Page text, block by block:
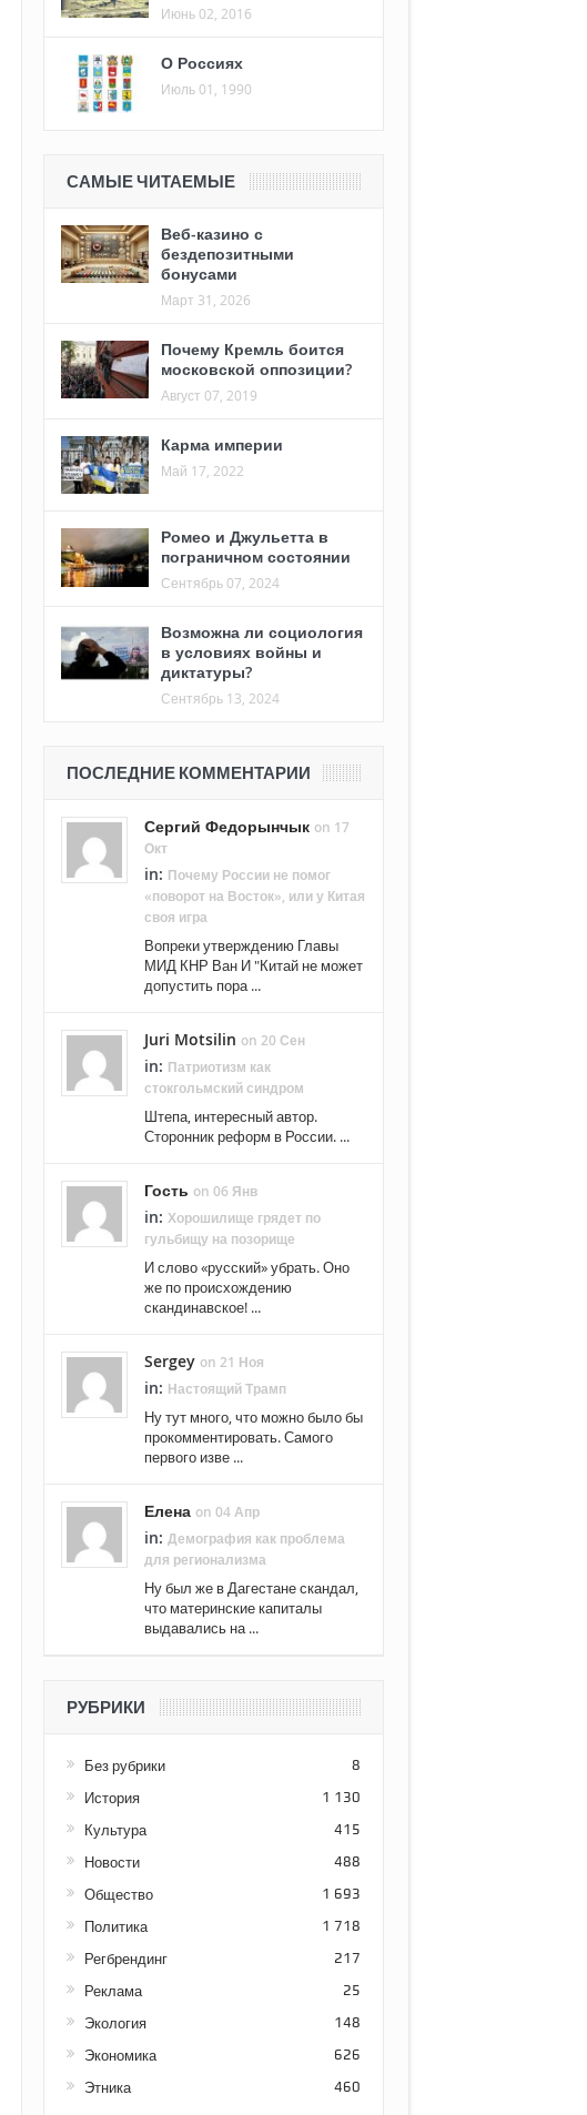
Июнь 02, 2016
О Россиях
Июль 01, 1990
САМЫЕ ЧИТАЕМЫЕ
Веб-казино с
бездепозитными
бонусами
Март 31, 2026
Почему Кремль боится
московской оппозиции?
Август 07, 2019
Карма империи
Май 17, 2022
Ромео и Джульетта в
пограничном состоянии
Сентябрь 07, 2024
Возможна ли социология
в условиях войны и
диктатуры?
Сентябрь 13, 2024
ПОСЛЕДНИЕ КОММЕНТАРИИ
Сергий Федорынчык on 17
Окт
in: Почему России не помог
«поворот на Восток», или у Китая
своя игра
Вопреки утверждению Главы
МИД КНР Ван И "Китай не может
допустить пора ...
Juri Motsilin on 20 Сен
in: Патриотизм как
стокгольмский синдром
Штепа, интересный автор.
Сторонник реформ в России. ...
Гость on 06 Янв
in: Хорошилище грядет по
гульбищу на позорище
И слово «русский» убрать. Оно
же по происхождению
скандинавское! ...
Sergey on 21 Ноя
in: Настоящий Трамп
Ну тут много, что можно было бы
прокомментировать. Самого
первого изве ...
Елена on 04 Апр
in: Демография как проблема
для регионализма
Ну был же в Дагестане скандал,
что материнские капиталы
выдавались на ...
РУБРИКИ
Без рубрики 8
История 1 130
Культура 415
Новости 488
Общество 1 693
Политика 1 718
Регбрендинг 217
Реклама 25
Экология 148
Экономика 626
Этника 460